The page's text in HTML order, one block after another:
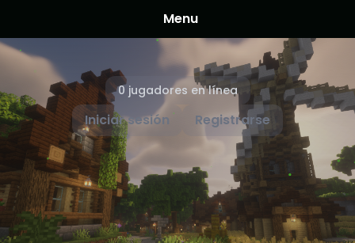
0 jugadores en línea
Iniciar sesión Registrarse
Menu